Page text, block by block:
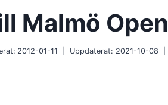
Malmö Open
2012-01-11 Uppdaterat: 2021-10-08